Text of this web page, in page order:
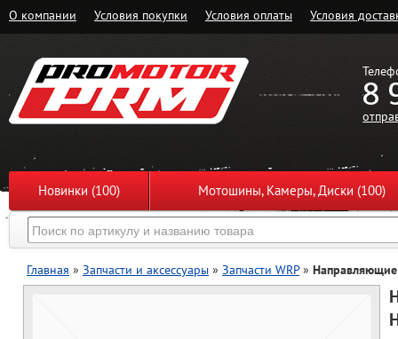
О компании Условия покупки Условия оплаты Условия
8
Новинки (100) Мотошины, Камеры, Диски (100)
Главная » Запчасти и аксессуары » Запчасти WRP» Направляющие